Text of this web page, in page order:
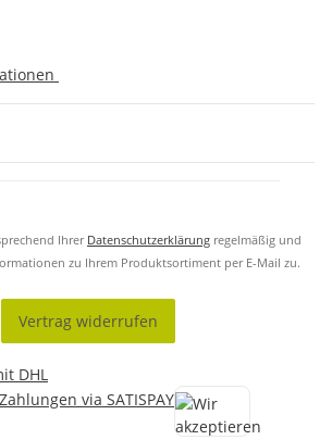
Ihrer Datenschutzerklärung regelmäßig und
zu Ihrem Produktsortiment per E-Mail zu.
Vertrag widerrufen